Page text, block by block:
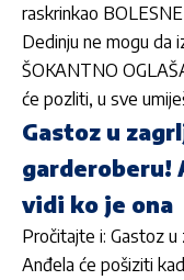
raskrinkao
Dedinju ne mogu da
ŠOKANTNO
će pozliti, u sve
Gastoz u
garderoberu!
vidi ko je ona
Pročitajte i: Gastoz u
Anđela će pošiziti